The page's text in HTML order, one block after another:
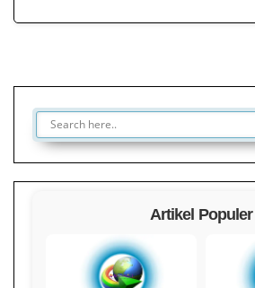
Artikel Populer